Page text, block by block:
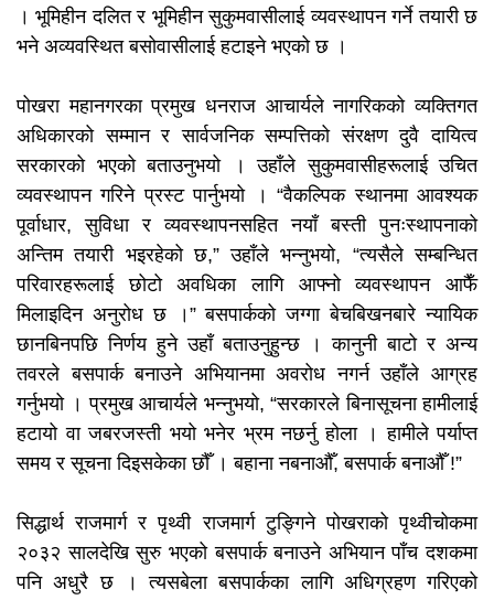
। भूमिहीन दलित र भूमिहीन सुकुमवासीलाई व्यवस्थापन गर्ने तयारी छ
भने अव्यवस्थित बसोवासीलाई हटाइने भएको छ ।
पोखरा महानगरका प्रमुख धनराज आचार्यले नागरिकको व्यक्तिगत
अधिकारको सम्मान र सार्वजनिक सम्पत्तिको संरक्षण दुवै दायित्व
सरकारको भएको बताउनुभयो । उहाँले सुकुमवासीहरूलाई उचित
व्यवस्थापन गरिने प्रस्ट पार्नुभयो । “वैकल्पिक स्थानमा आवश्यक
पूर्वाधार, सुविधा र व्यवस्थापनसहित नयाँ बस्ती पुनःस्थापनाको
अन्तिम तयारी भइरहेको छ,” उहाँले भन्नुभयो, “त्यसैले सम्बन्धित
परिवारहरूलाई छोटो अवधिका लागि आफ्नो व्यवस्थापन आफैँ
मिलाइदिन अनुरोध छ ।” बसपार्कको जग्गा बेचबिखनबारे न्यायिक
छानबिनपछि निर्णय हुने उहाँ बताउनुहुन्छ । कानुनी बाटो र अन्य
तवरले बसपार्क बनाउने अभियानमा अवरोध नगर्न उहाँले आग्रह
गर्नुभयो । प्रमुख आचार्यले भन्नुभयो, “सरकारले बिनासूचना हामीलाई
हटायो वा जबरजस्ती भयो भनेर भ्रम नछर्नु होला । हामीले पर्याप्त
समय र सूचना दिइसकेका छौँ । बहाना नबनाऔँ, बसपार्क बनाऔँ !”
सिद्धार्थ राजमार्ग र पृथ्वी राजमार्ग टुङ्गिने पोखराको पृथ्वीचोकमा
२०३२ सालदेखि सुरु भएको बसपार्क बनाउने अभियान पाँच दशकमा
पनि अधुरै छ । त्यसबेला बसपार्कका लागि अधिग्रहण गरिएको